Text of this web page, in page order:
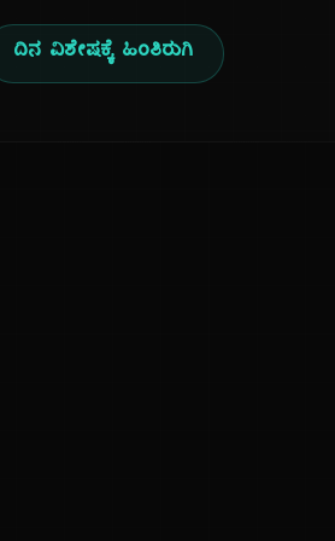
ದಿನ ವಿಶೇಷಕ್ಕೆ ಹಿಂತಿರುಗಿ